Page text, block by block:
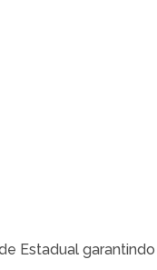
Estadual